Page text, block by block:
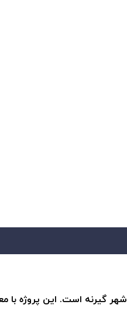
گیرنه است. این پروژه با